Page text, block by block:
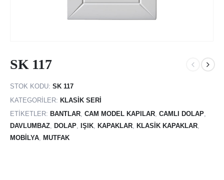
SK 117
STOK KODU: SK 117
KATEGORILER: KLASIK SERI
ETIKETLER: BANTLAR, CAM MODEL KAPILAR, CAMLI DOLAP,
DAVLUMBAZ, DOLAP, IŞIK, KAPAKLAR, KLASIK KAPAKLAR,
MOBILYA, MUTFAK